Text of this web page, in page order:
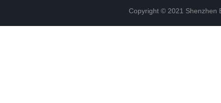
Copyright © 2021 Shenzhen